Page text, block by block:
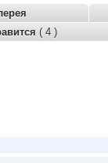
( 4 )